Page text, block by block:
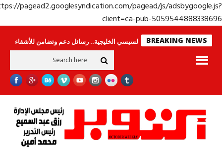
https://pagead2.googlesyndication.com/pagead/js/
client=ca-pub-
BREAKING NEWS
جولة الرئيس السيسي الخليجية.. رسائل دعم وتضامن للأشقاء جهاز مستقبل